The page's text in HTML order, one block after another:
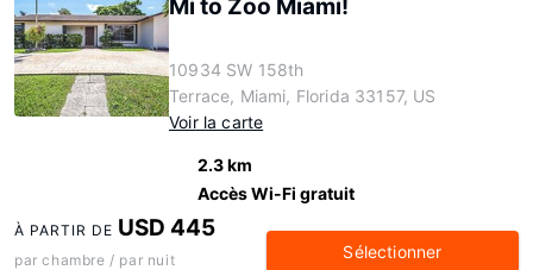
Mi to Zoo Miami!
10934 SW 158th
Terrace, Miami, Florida 33157, US
Voir la carte
2.3 km
Accès Wi-Fi gratuit
À PARTIR DE USD 445
par chambre / par nuit Sélectionner